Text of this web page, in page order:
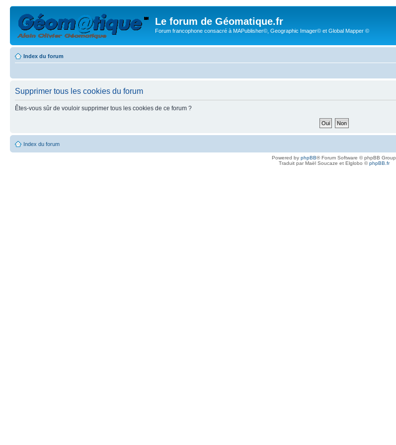
Le forum de Géomatique.fr
Forum francophone consacré à MAPublisher©, Geographic Imager© et Global Mapper ©
Index du forum
Supprimer tous les cookies du forum
Êtes-vous sûr de vouloir supprimer tous les cookies de ce forum ?
Index du forum
Powered by phpBB® Forum Software © phpBB Group
Traduit par Maël Soucaze et Elglobo ©phpBB.fr